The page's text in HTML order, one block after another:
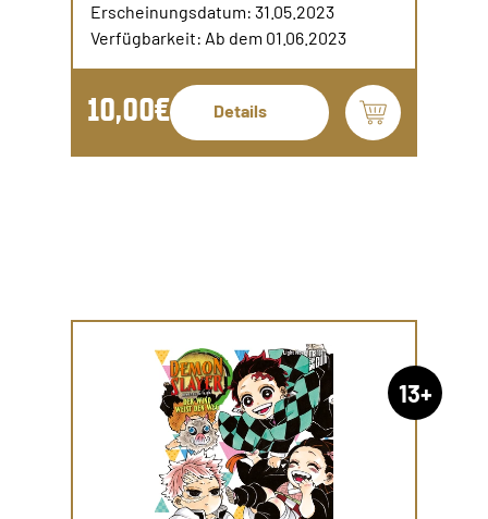
Erscheinungsdatum: 31.05.2023
Verfügbarkeit: Ab dem 01.06.2023
10,00€ Details
13+